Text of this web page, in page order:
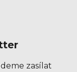
zasílat